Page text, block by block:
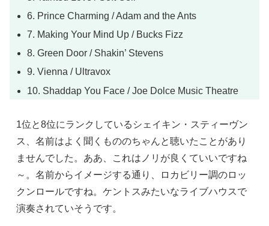
6. Prince Charming / Adam and the Ants
7. Making Your Mind Up / Bucks Fizz
8. Green Door / Shakin’ Stevens
9. Vienna / Ultravox
10. Shaddap You Face / Joe Dolce Music Theatre
1位と8位にランクしているシェイキン・スティーヴン
ス、名前はよく聞くもののちゃんと聴いたことがあり
ませんでした。ああ、これはノリが良くていいですね
～。名前からイメージする通り、ロカビリー調のロッ
クンロールですね。ケントスみたいなライブハウスで
演奏されていそうです。